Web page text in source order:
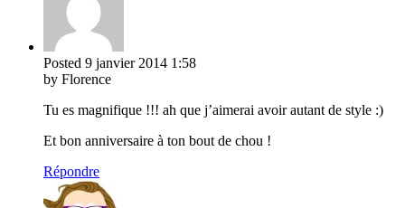
Posted 9 janvier 2014 1:58
by Florence
Tu es magnifique !!! ah que j’aimerai avoir autant de style :)
Et bon anniversaire à ton bout de chou !
Répondre